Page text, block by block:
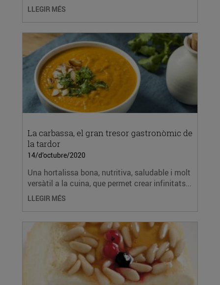
LLEGIR MÉS
La carbassa, el gran tresor gastronòmic de
la tardor
14/d’octubre/2020
Una hortalissa bona, nutritiva, saludable i molt
versàtil a la cuina, que permet crear infinitats...
LLEGIR MÉS